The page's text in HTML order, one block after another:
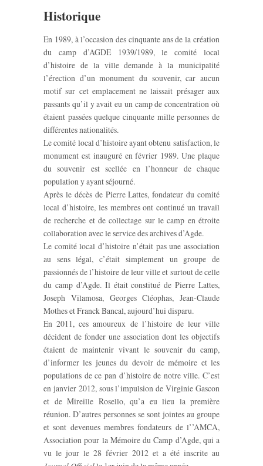
Historique
En 1989, à l’occasion des cinquante ans de la création
du camp d’AGDE 1939/1989, le comité local
d’histoire de la ville demande à la municipalité
l’érection d’un monument du souvenir, car aucun
motif sur cet emplacement ne laissait présager aux
passants qu’il y avait eu un camp de concentration où
étaient passées quelque cinquante mille personnes de
différentes nationalités.
Le comité local d’histoire ayant obtenu satisfaction, le
monument est inauguré en février 1989. Une plaque
du souvenir est scellée en l’honneur de chaque
population y ayant séjourné.
Après le décès de Pierre Lattes, fondateur du comité
local d’histoire, les membres ont continué un travail
de recherche et de collectage sur le camp en étroite
collaboration avec le service des archives d’Agde.
Le comité local d’histoire n’était pas une association
au sens légal, c’était simplement un groupe de
passionnés de l’histoire de leur ville et surtout de celle
du camp d’Agde. Il était constitué de Pierre Lattes,
Joseph Vilamosa, Georges Cléophas, Jean-Claude
Mothes et Franck Bancal, aujourd’hui disparu.
En 2011, ces amoureux de l’histoire de leur ville
décident de fonder une association dont les objectifs
étaient de maintenir vivant le souvenir du camp,
d’informer les jeunes du devoir de mémoire et les
populations de ce pan d’histoire de notre ville. C’est
en janvier 2012, sous l’impulsion de Virginie Gascon
et de Mireille Rosello, qu’a eu lieu la première
réunion. D’autres personnes se sont jointes au groupe
et sont devenues membres fondateurs de l’’AMCA,
Association pour la Mémoire du Camp d’Agde, qui a
vu le jour le 28 février 2012 et a été inscrite au